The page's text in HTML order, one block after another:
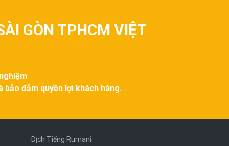
GÒN TPHCM VIỆT
đảm quyền lợi khách hàng.
Dịch Tiếng Rumani